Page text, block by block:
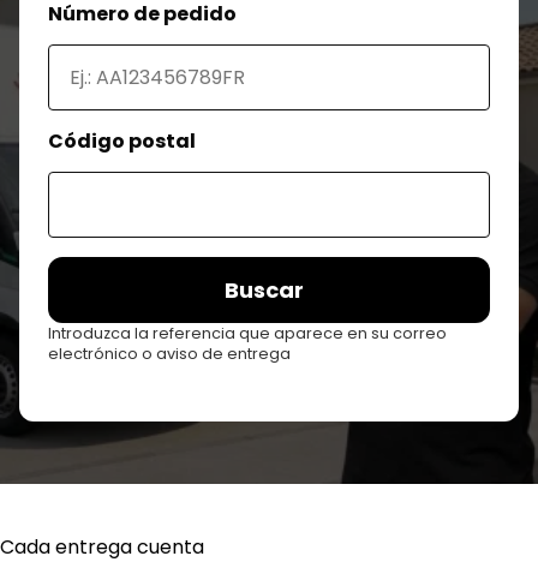
Número de pedido
Código postal
Buscar
Introduzca la referencia que aparece en su correo
electrónico o aviso de entrega
Cada entrega cuenta